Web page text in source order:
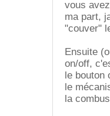
vous
ma part,
"couver"
Ensuite
on/off,
le bouton
le
la